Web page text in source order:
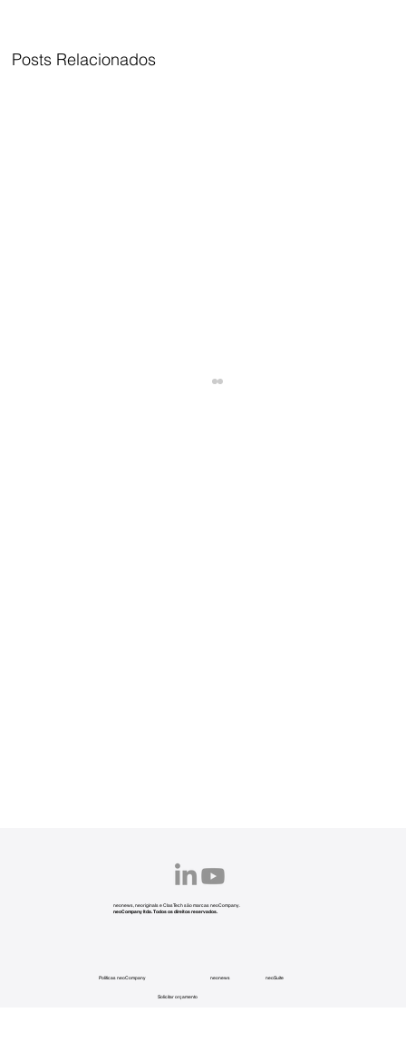
Posts Relacionados
Políticas neoCompany neonews neoSuite
Solicitar orçamento
neonews, neoriginals e ClasTech são marcas neoCompany.
neoCompany ltda. Todos os direitos reservados.